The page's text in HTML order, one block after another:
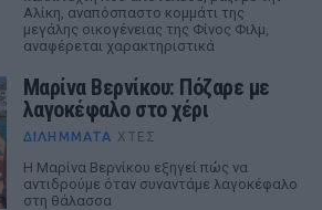
Αλίκη, αναπόσπαστο κομμάτι της
μεγάλης οικογένειας της Φίνος Φιλμ,
αναφέρεται χαρακτηριστικά
Μαρίνα Βερνίκου: Πόζαρε με
λαγοκέφαλο στο χέρι
ΔΙΛΉΜΜΑΤΑ ΧΤΕΣ
Η Μαρίνα Βερνίκου εξηγεί πώς να
αντιδρούμε όταν συναντάμε λαγοκέφαλο
στη θάλασσα